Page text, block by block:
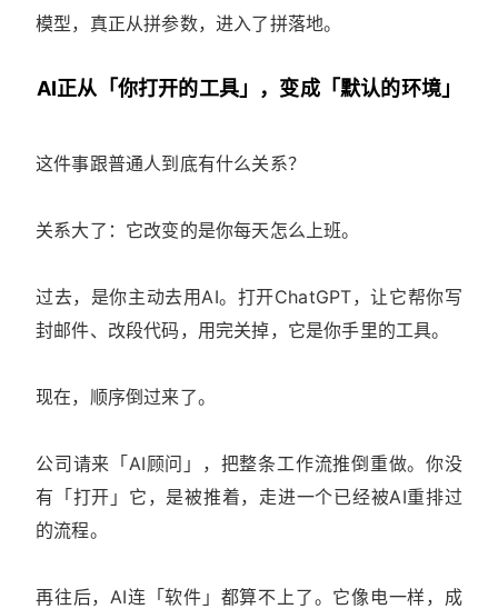
模型，真正从拼参数，进入了拼落地。
AI正从「你打开的工具」，变成「默认的环境」
这件事跟普通人到底有什么关系？
关系大了：它改变的是你每天怎么上班。
过去，是你主动去用AI。打开ChatGPT，让它帮你写
封邮件、改段代码，用完关掉，它是你手里的工具。
现在，顺序倒过来了。
公司请来「AI顾问」，把整条工作流推倒重做。你没
有「打开」它，是被推着，走进一个已经被AI重排过
的流程。
再往后，AI连「软件」都算不上了。它像电一样，成